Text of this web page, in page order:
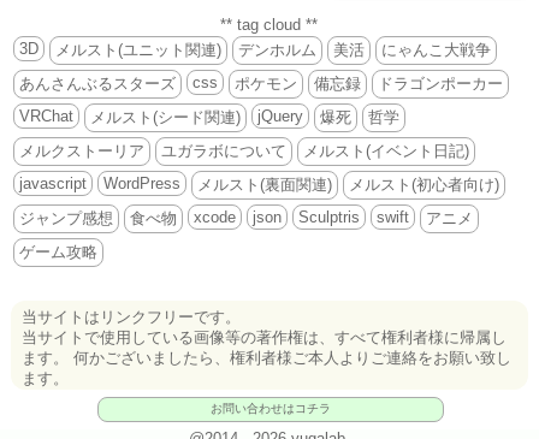
** tag cloud **
3D
メルスト(ユニット関連) デンホルム 美活
にゃんこ大戦争
あんさんぶるスターズ
css ポケモン 備忘録
ドラゴンポーカー
VRChat
メルスト(シード関連) jQuery 爆死
哲学
メルクストーリア
ユガラボについて
メルスト(イベント日記)
javascript
WordPress メルスト(裏面関連)
メルスト(初心者向け)
ジャンプ感想
食べ物 xcode json Sculptris swift
アニメ
ゲーム攻略
当サイトはリンクフリーです。
当サイトで使用している画像等の著作権は、すべて権利者様に帰属し
ます。 何かございましたら、権利者様ご本人よりご連絡をお願い致し
ます。
お問い合わせはコチラ